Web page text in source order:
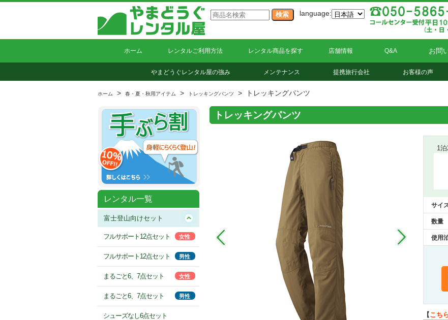
language:
ホーム レンタルご利用方法 レンタル商品を探す 店舗情報 Q&A お問
やまどうぐレンタル屋の強み メンテナンス 提携旅行会社 お客様の声
ホーム > 春・夏・秋用アイテム > トレッキングパンツ > トレッキングパンツ
レンタル一覧
富士登山向けセット
フルサポート12点セット 女性
フルサポート12点セット 男性
まるごと6、7点セット 女性
まるごと6、7点セット 男性
シューズなし6点セット
トレッキングパンツ
1泊
サイ
数量
使用
【こち